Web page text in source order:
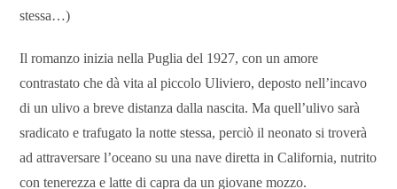
stessa…)
Il romanzo inizia nella Puglia del 1927, con un amore
contrastato che dà vita al piccolo Uliviero, deposto nell’incavo
di un ulivo a breve distanza dalla nascita. Ma quell’ulivo sarà
sradicato e trafugato la notte stessa, perciò il neonato si troverà
ad attraversare l’oceano su una nave diretta in California, nutrito
con tenerezza e latte di capra da un giovane mozzo.